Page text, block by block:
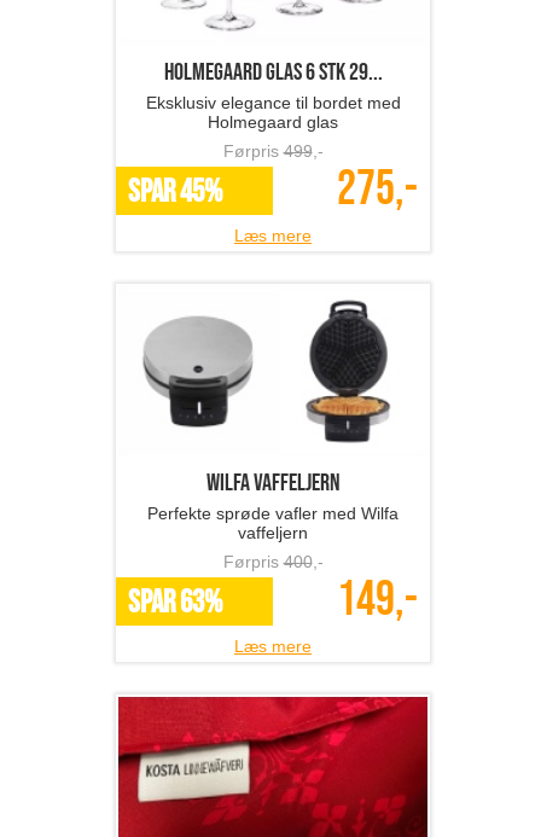
Holmegaard glas 6 stk 29...
Eksklusiv elegance til bordet med
Holmegaard glas
Førpris499,-
SPAR 45% 275,-
Læs mere
Wilfa vaffeljern
Perfekte sprøde vafler med Wilfa
vaffeljern
Førpris400,-
SPAR 63% 149,-
Læs mere